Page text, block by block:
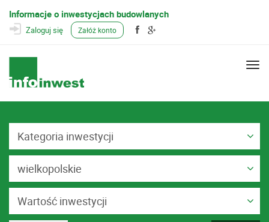
Informacje o inwestycjach budowlanych
Zaloguj się Załóż konto
Kategoria inwestycji
wielkopolskie
Wartość inwestycji